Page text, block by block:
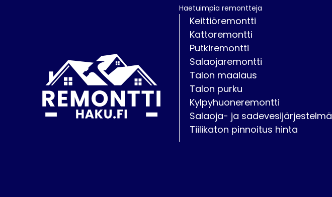
Haetuimpia remontteja
Keittiöremontti
Kattoremontti
Putkiremontti
Salaojaremontti
Talon maalaus
Talon purku
Kylpyhuoneremontti
Salaoja- ja sadevesijärjestelmä
Tiilikaton pinnoitus hinta